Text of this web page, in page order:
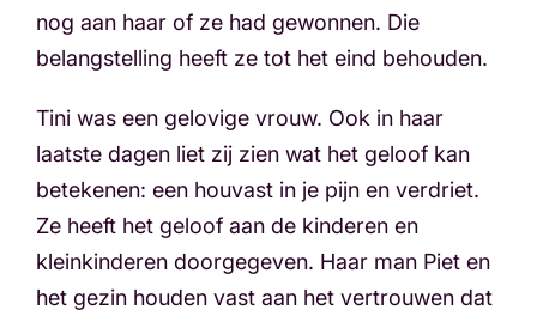
nog aan haar of ze had gewonnen. Die
belangstelling heeft ze tot het eind behouden.
Tini was een gelovige vrouw. Ook in haar
laatste dagen liet zij zien wat het geloof kan
betekenen: een houvast in je pijn en verdriet.
Ze heeft het geloof aan de kinderen en
kleinkinderen doorgegeven. Haar man Piet en
het gezin houden vast aan het vertrouwen dat